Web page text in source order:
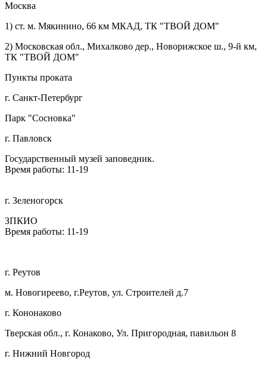
Москва
1) ст. м. Мякинино, 66 км МКАД, ТК "ТВОЙ ДОМ"
2) Московская обл., Михалково дер., Новорижское ш., 9-й км,
ТК "ТВОЙ ДОМ"
Пункты проката
г. Санкт-Петербург
Парк "Сосновка"
г. Павловск
Государственный музей заповедник.
Время работы: 11-19
г. Зеленогорск
ЗПКИО
Время работы: 11-19
г. Реутов
м. Новогиреево, г.Реутов, ул. Строителей д.7
г. Кононаково
Тверская обл., г. Конаково, Ул. Пригородная, павильон 8
г. Нижний Новгород